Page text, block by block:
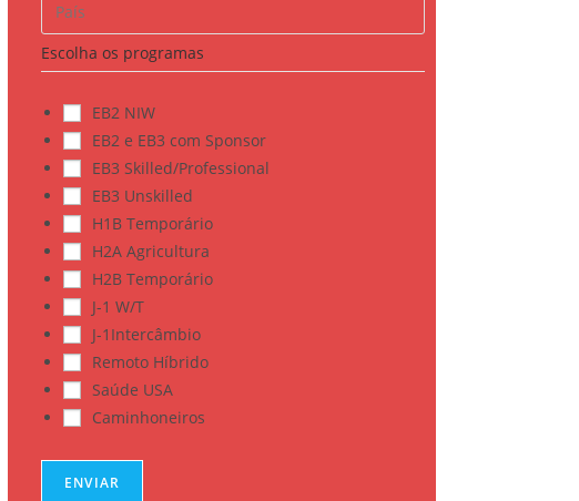
m
a
Escolha os programas
EB2 NIW
EB2 e EB3 com Sponsor
EB3 Skilled/Professional
EB3 Unskilled
H1B Temporário
H2A Agricultura
H2B Temporário
J-1 W/T
J-1Intercâmbio
Remoto Híbrido
Saúde USA
Caminhoneiros
ENVIAR